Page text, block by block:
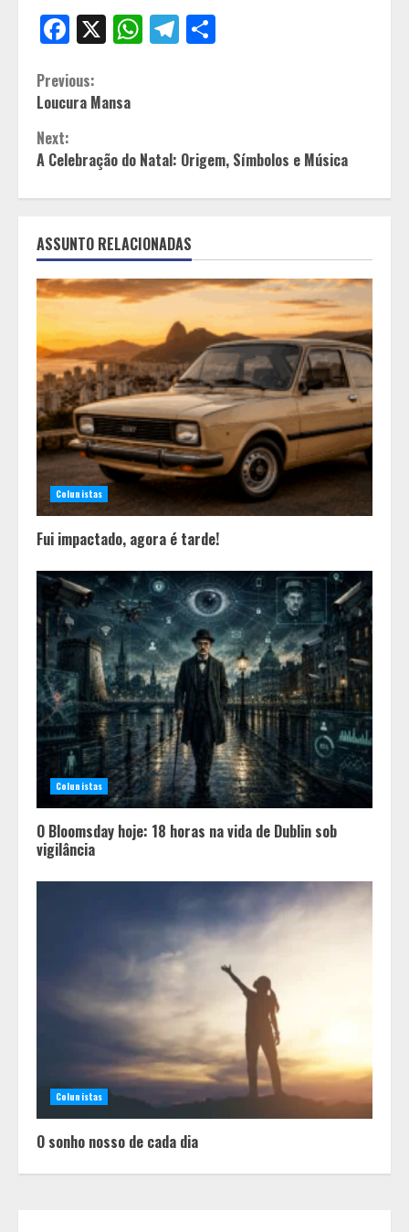
Facebook
X WhatsApp
Telegram
Continue
Reading
Previous:
Loucura Mansa
Next:
A Celebração do Natal: Origem, Símbolos e Música
ASSUNTO RELACIONADAS
Colunistas
Fui impactado, agora é tarde!
Colunistas
O Bloomsday hoje: 18 horas na vida de Dublin sob
vigilância
Colunistas
O sonho nosso de cada dia
Equipe conquista 22 medalhas e
garante 12 vagas para etapas
nacionais em segunda etapa do
JEMG, em Pará de Minas
Grandes marcas, preços baixos e